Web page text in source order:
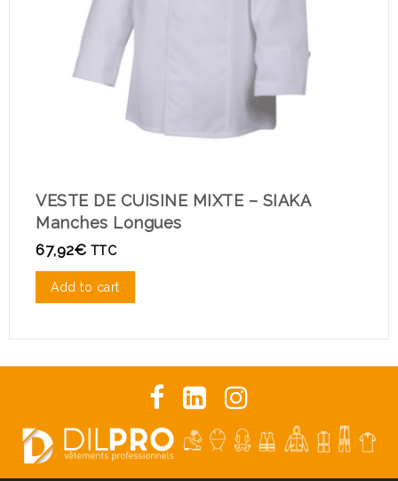
VESTE DE CUISINE MIXTE – SIAKA
Manches Longues
67,92€ TTC
Add to cart